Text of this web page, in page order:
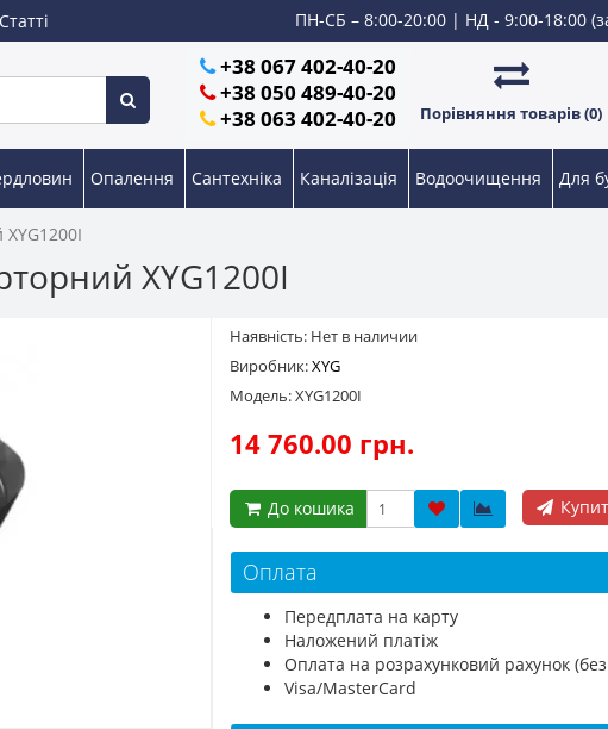
Статті ПН-СБ – 8:00-20:00 | НД - 9:00-18:00
+38 067 402-40-20
+38 050 489-40-20
+38 063 402-40-20
Порівняння товарів (0)
Опалення Сантехніка Каналізація Водоочищення Для
XYG1200I
Наявність: Нет в наличии
Виробник:XYG
Модель: XYG1200I
14 760.00 грн.
До кошика
Оплата
Передплата на карту
Наложений платіж
Оплата на розрахунковий рахунок
Visa/MasterCard